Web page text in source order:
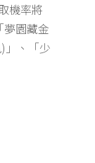
機率將
園藏金
、「少